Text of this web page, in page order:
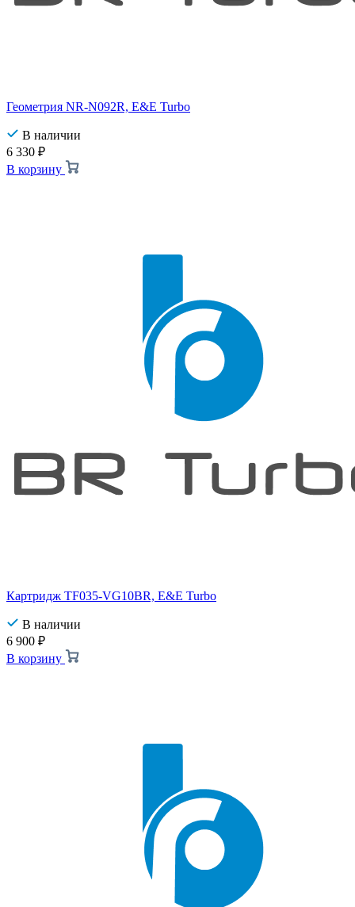
Геометрия NR-N092R, E&E Turbo
В наличии
6 330 ₽
В корзину
Картридж TF035-VG10BR, E&E Turbo
В наличии
6 900 ₽
В корзину